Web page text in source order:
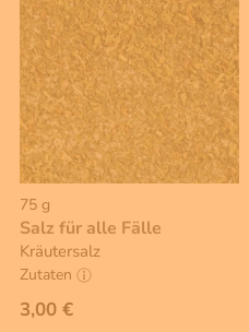
75 g
Salz für alle Fälle
Kräutersalz
Zutaten
3,00 €